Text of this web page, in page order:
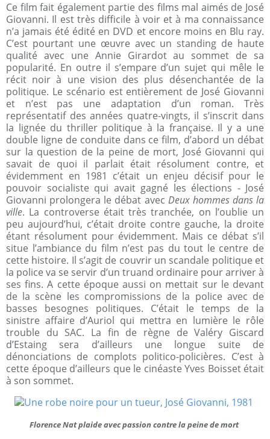
Ce film fait également partie des films mal aimés de José
Giovanni. Il est très difficile à voir et à ma connaissance
n’a jamais été édité en DVD et encore moins en Blu ray.
C’est pourtant une œuvre avec un standing de haute
qualité avec une Annie Girardot au sommet de sa
popularité. En outre il s’empare d’un sujet qui mêle le
récit noir à une vision des plus désenchantée de la
politique. Le scénario est entièrement de José Giovanni
et n’est pas une adaptation d’un roman. Très
représentatif des années quatre-vingts, il s’inscrit dans
la lignée du thriller politique à la française. Il y a une
double ligne de conduite dans ce film, d’abord un débat
sur la question de la peine de mort, José Giovanni qui
savait de quoi il parlait était résolument contre, et
évidemment en 1981 c’était un enjeu décisif pour le
pouvoir socialiste qui avait gagné les élections - José
Giovanni prolongera le débat avec Deux hommes dans la
ville. La controverse était très tranchée, on l’oublie un
peu aujourd’hui, c’était droite contre gauche, la droite
étant résolument pour évidemment. Mais ce débat s’il
situe l’ambiance du film n’est pas du tout le centre de
cette histoire. Il s’agit de couvrir un scandale politique et
la police va se servir d’un truand ordinaire pour arriver à
ses fins. A cette époque aussi on mettait sur le devant
de la scène les compromissions de la police avec de
basses besognes politiques. C’était le temps de la
sinistre affaire d’Auriol qui mettra en lumière le rôle
trouble du SAC. La fin de règne de Valéry Giscard
d’Estaing sera d’ailleurs une longue suite de
dénonciations de complots politico-policières. C’est à
cette époque d’ailleurs que le cinéaste Yves Boisset était
à son sommet.
Florence Nat plaide avec passion contre la peine de mort